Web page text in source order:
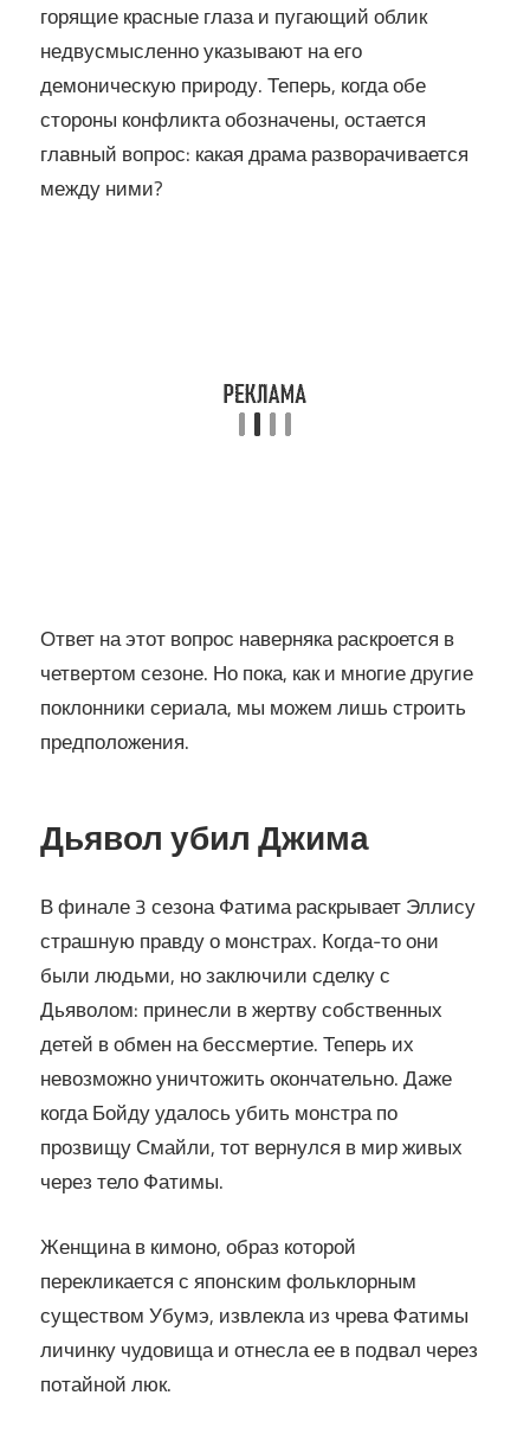
горящие красные глаза и пугающий облик
недвусмысленно указывают на его
демоническую природу. Теперь, когда обе
стороны конфликта обозначены, остается
главный вопрос: какая драма разворачивается
между ними?
Ответ на этот вопрос наверняка раскроется в
четвертом сезоне. Но пока, как и многие другие
поклонники сериала, мы можем лишь строить
предположения.
Дьявол убил Джима
В финале 3 сезона Фатима раскрывает Эллису
страшную правду о монстрах. Когда-то они
были людьми, но заключили сделку с
Дьяволом: принесли в жертву собственных
детей в обмен на бессмертие. Теперь их
невозможно уничтожить окончательно. Даже
когда Бойду удалось убить монстра по
прозвищу Смайли, тот вернулся в мир живых
через тело Фатимы.
Женщина в кимоно, образ которой
перекликается с японским фольклорным
существом Убумэ, извлекла из чрева Фатимы
личинку чудовища и отнесла ее в подвал через
потайной люк.